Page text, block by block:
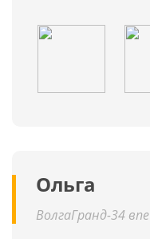
Ольга
ВолгаГранд-34